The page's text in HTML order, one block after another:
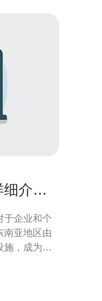
介绍
于企业和个
南亚地区由
施，成为了
讯电讯作